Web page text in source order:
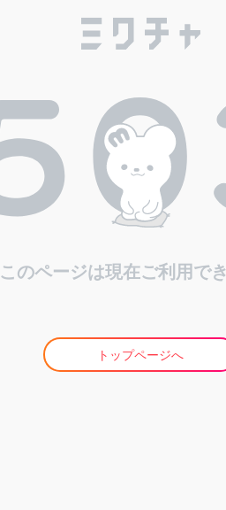
このページは現在ご利用で